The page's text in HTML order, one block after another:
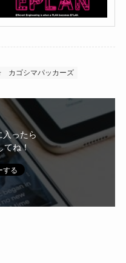
カゴシマパッカーズ
入ったら
てね！